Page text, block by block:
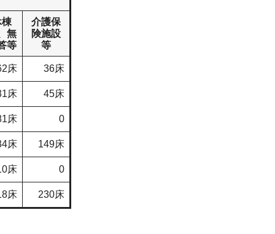
無
等
介護保
険施設
等
床 36床
床 45床
床 0
床 149床
床 0
床 230床